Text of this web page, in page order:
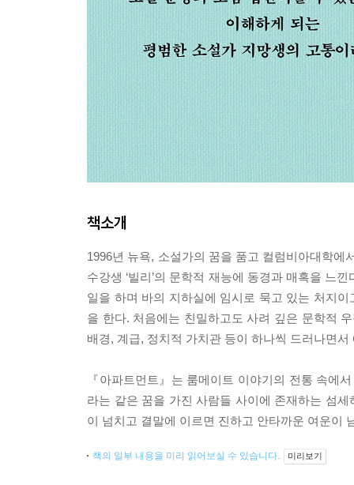
책소개
1996년 뉴욕, 소설가의 꿈을 품고 컬럼비아대학에
수강생 ‘빌리’의 문학적 재능에 동경과 매혹을 느
일을 하며 바의 지하실에 임시로 묵고 있는 처지
을 한다. 처음에는 친밀하고도 사려 깊은 문학적
배경, 계급, 정치적 가치관 등이 하나씩 드러나면
『아파트먼트』는 룸메이트 이야기의 전통 속에
라는 같은 꿈을 가진 사람들 사이에 존재하는 섬
이 넘치고 결말에 이르면 진하고 안타까운 여운이
책의 일부 내용을 미리 읽어보실 수 있습니다. 미리보기